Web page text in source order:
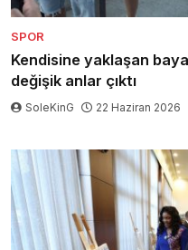
SPOR
Kendisine yaklaşan
değişik anlar çıktı
SoleKinG 22 Haziran 2026